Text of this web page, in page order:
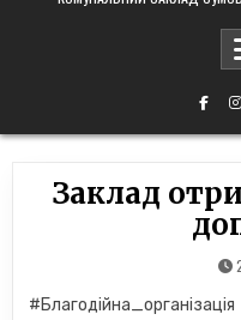
Заклад
#Благодійна_організація